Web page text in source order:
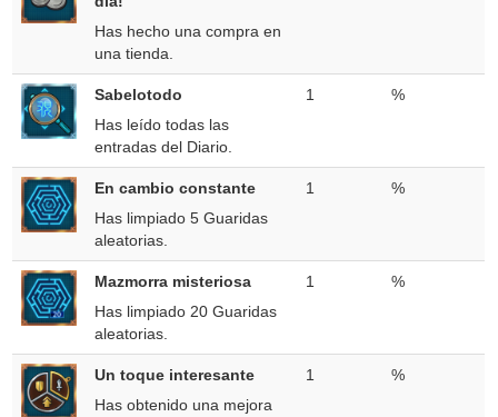
Has hecho una compra en
una tienda.
Sabelotodo
Has leído todas las
entradas del Diario.
1 %
En cambio constante
Has limpiado 5 Guaridas
aleatorias.
1 %
Mazmorra misteriosa
Has limpiado 20 Guaridas
aleatorias.
1 %
Un toque interesante
Has obtenido una mejora
1 %